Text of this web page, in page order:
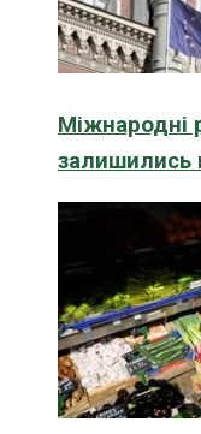
Міжнародні
залишились